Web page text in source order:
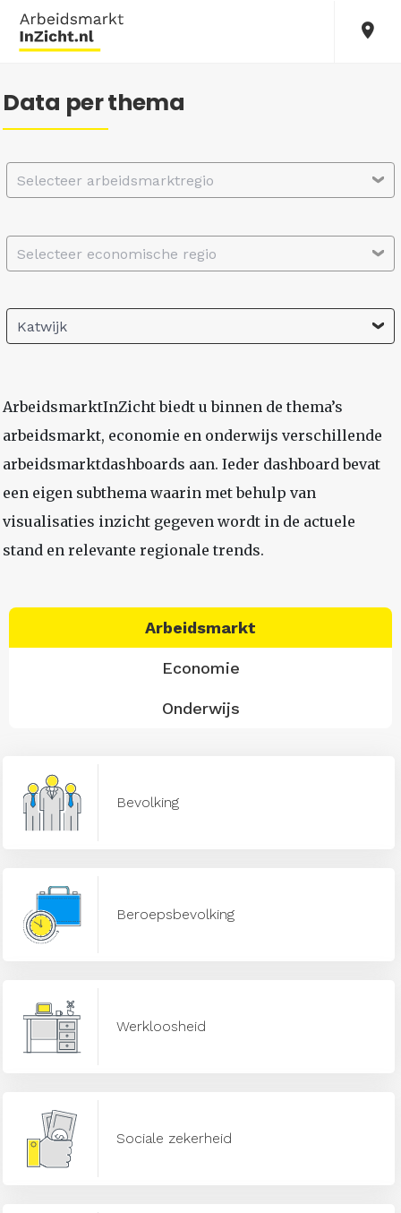
Data per thema
Selecteer arbeidsmarktregio
Selecteer economische regio
Katwijk
ArbeidsmarktInZicht biedt u binnen de thema’s
arbeidsmarkt, economie en onderwijs verschillende
arbeidsmarktdashboards aan. Ieder dashboard bevat
een eigen subthema waarin met behulp van
visualisaties inzicht gegeven wordt in de actuele
stand en relevante regionale trends.
Arbeidsmarkt
Economie
Onderwijs
Bevolking
Beroepsbevolking
Werkloosheid
Sociale zekerheid